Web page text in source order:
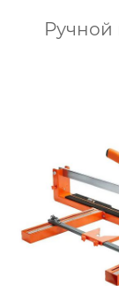
Ручной